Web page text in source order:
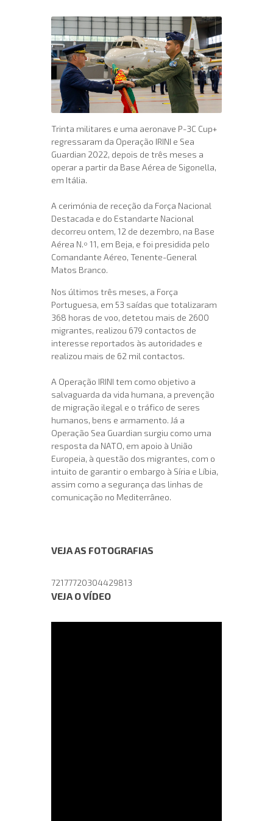
Trinta militares e uma aeronave P-3C Cup+
regressaram da Operação IRINI e Sea
Guardian 2022, depois de três meses a
operar a partir da Base Aérea de Sigonella,
em Itália.
A cerimónia de receção da Força Nacional
Destacada e do Estandarte Nacional
decorreu ontem, 12 de dezembro, na Base
Aérea N.º 11, em Beja, e foi presidida pelo
Comandante Aéreo, Tenente-General
Matos Branco.
Nos últimos três meses, a Força
Portuguesa, em 53 saídas que totalizaram
368 horas de voo, detetou mais de 2600
migrantes, realizou 679 contactos de
interesse reportados às autoridades e
realizou mais de 62 mil contactos.
A Operação IRINI tem como objetivo a
salvaguarda da vida humana, a prevenção
de migração ilegal e o tráfico de seres
humanos, bens e armamento. Já a
Operação Sea Guardian surgiu como uma
resposta da NATO, em apoio à União
Europeia, à questão dos migrantes, com o
intuito de garantir o embargo à Síria e Líbia,
assim como a segurança das linhas de
comunicação no Mediterrâneo.
VEJA AS FOTOGRAFIAS
72177720304429813
VEJA O VÍDEO